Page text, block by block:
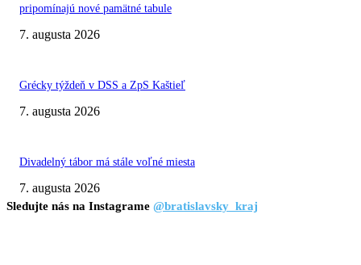
pripomínajú nové pamätné tabule
7. augusta 2026
Grécky týždeň v DSS a ZpS Kaštieľ
7. augusta 2026
Divadelný tábor má stále voľné miesta
7. augusta 2026
Sledujte nás na Instagrame @bratislavsky_kraj